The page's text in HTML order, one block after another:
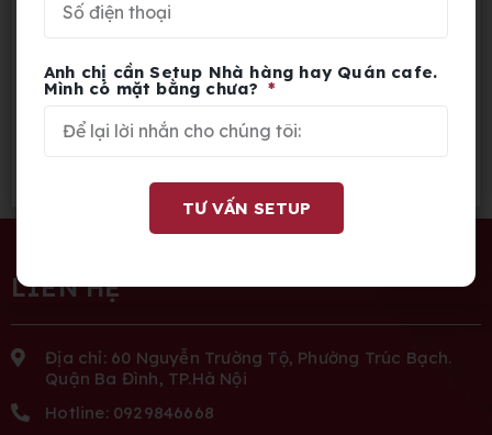
Thiết Kế – Thi Công – Setup Quán
Kinh Doanh Nhà Hàng- Quán Cafe
LIÊN HỆ
Địa chỉ: 60 Nguyễn Trường Tộ, Phường Trúc Bạch.
Quận Ba Đình, TP.Hà Nội
Hotline: 0929846668
Anh chị cần Setup Nhà hàng hay Quán cafe.
Mình có mặt bằng chưa?
TƯ VẤN SETUP